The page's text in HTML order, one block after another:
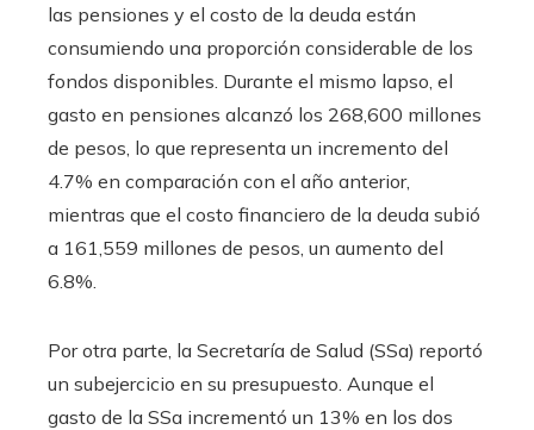
las pensiones y el costo de la deuda están
consumiendo una proporción considerable de los
fondos disponibles. Durante el mismo lapso, el
gasto en pensiones alcanzó los 268,600 millones
de pesos, lo que representa un incremento del
4.7% en comparación con el año anterior,
mientras que el costo financiero de la deuda subió
a 161,559 millones de pesos, un aumento del
6.8%.
Por otra parte, la Secretaría de Salud (SSa) reportó
un subejercicio en su presupuesto. Aunque el
gasto de la SSa incrementó un 13% en los dos